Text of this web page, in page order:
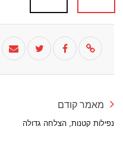
מאמר קודם
נפילות קטנות, הצלחה גדולה